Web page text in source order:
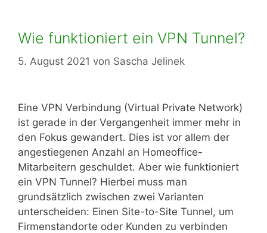
Wie funktioniert ein VPN Tunnel?
5. August 2021 von Sascha Jelinek
Eine VPN Verbindung (Virtual Private Network)
ist gerade in der Vergangenheit immer mehr in
den Fokus gewandert. Dies ist vor allem der
angestiegenen Anzahl an Homeoffice-
Mitarbeitern geschuldet. Aber wie funktioniert
ein VPN Tunnel? Hierbei muss man
grundsätzlich zwischen zwei Varianten
unterscheiden: Einen Site-to-Site Tunnel, um
Firmenstandorte oder Kunden zu verbinden